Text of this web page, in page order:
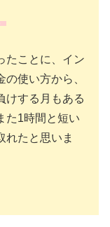
たことに、イン
使い方から、
けする月もある
た1時間と短い
れたと思いま